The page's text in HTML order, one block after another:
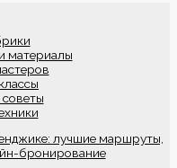
материалы
лучшие маршруты,
бронирование